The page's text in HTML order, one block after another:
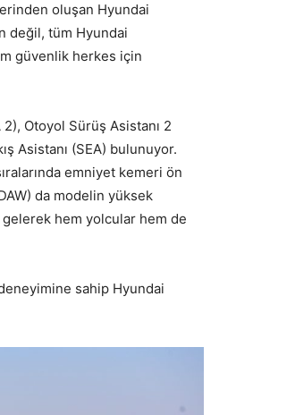
oluşan Hyundai
değil, tüm Hyundai
güvenlik herkes için
2), Otoyol Sürüş Asistanı 2
Asistanı (SEA) bulunuyor.
emniyet kemeri ön
da modelin yüksek
hem yolcular hem de
sahip Hyundai